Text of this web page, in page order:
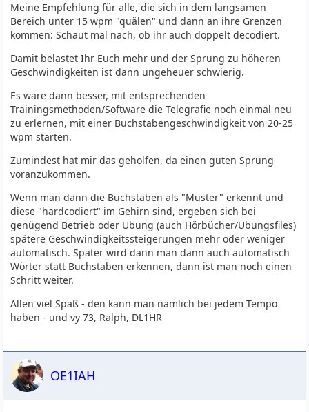
Meine Empfehlung für alle, die sich in dem langsamen
Bereich unter 15 wpm "quälen" und dann an ihre Grenzen
kommen: Schaut mal nach, ob ihr auch doppelt decodiert.
Damit belastet Ihr Euch mehr und der Sprung zu höheren
Geschwindigkeiten ist dann ungeheuer schwierig.
Es wäre dann besser, mit entsprechenden
Trainingsmethoden/Software die Telegrafie noch einmal neu
zu erlernen, mit einer Buchstabengeschwindigkeit von 20-25
wpm starten.
Zumindest hat mir das geholfen, da einen guten Sprung
voranzukommen.
Wenn man dann die Buchstaben als "Muster" erkennt und
diese "hardcodiert" im Gehirn sind, ergeben sich bei
genügend Betrieb oder Übung (auch Hörbücher/Übungsfiles)
spätere Geschwindigkeitssteigerungen mehr oder weniger
automatisch. Später wird dann man dann auch automatisch
Wörter statt Buchstaben erkennen, dann ist man noch einen
Schritt weiter.
Allen viel Spaß - den kann man nämlich bei jedem Tempo
haben - und vy 73, Ralph, DL1HR
OE1IAH